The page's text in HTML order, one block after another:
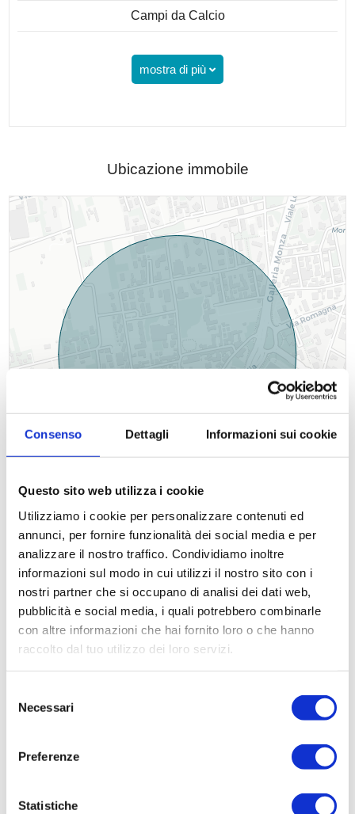
Consenso Dettagli Informazioni sui cookie
Questo sito web utilizza i cookie
Utilizziamo i cookie per personalizzare contenuti ed
annunci, per fornire funzionalità dei social media e per
analizzare il nostro traffico. Condividiamo inoltre
informazioni sul modo in cui utilizzi il nostro sito con i
nostri partner che si occupano di analisi dei dati web,
pubblicità e social media, i quali potrebbero combinarle
con altre informazioni che hai fornito loro o che hanno
raccolto dal tuo utilizzo dei loro servizi.
delNecessari
Preferenze
Statistiche
Campi da Calcio
mostra di più
Ubicazione immobile
−
Video immobile